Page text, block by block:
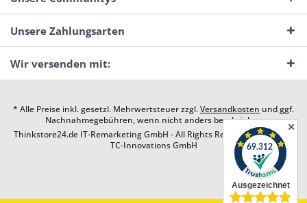
Unsere Zahlungsarten
Wir versenden mit:
* Alle Preise inkl. gesetzl. Mehrwertsteuer zzgl.Versandkosten und ggf.
Nachnahmegebühren, wenn nicht anders beschrieben
Thinkstore24.de IT-Remarketing GmbH - All Rights Reserved. Design by
TC-Innovations GmbH
✕